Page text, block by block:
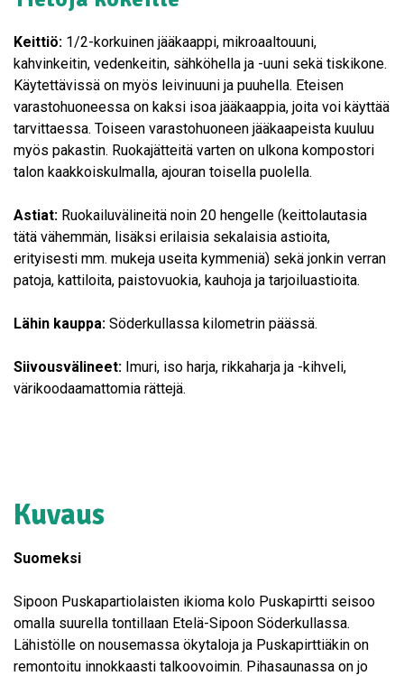
Keittiö: 1/2-korkuinen jääkaappi, mikroaaltouuni,
kahvinkeitin, vedenkeitin, sähköhella ja -uuni sekä tiskikone.
Käytettävissä on myös leivinuuni ja puuhella. Eteisen
varastohuoneessa on kaksi isoa jääkaappia, joita voi käyttää
tarvittaessa. Toiseen varastohuoneen jääkaapeista kuuluu
myös pakastin. Ruokajätteitä varten on ulkona kompostori
talon kaakkoiskulmalla, ajouran toisella puolella.
Astiat: Ruokailuvälineitä noin 20 hengelle (keittolautasia
tätä vähemmän, lisäksi erilaisia sekalaisia astioita,
erityisesti mm. mukeja useita kymmeniä) sekä jonkin verran
patoja, kattiloita, paistovuokia, kauhoja ja tarjoiluastioita.
Lähin kauppa: Söderkullassa kilometrin päässä.
Siivousvälineet: Imuri, iso harja, rikkaharja ja -kihveli,
värikoodaamattomia rättejä.
Kuvaus
Suomeksi
Sipoon Puskapartiolaisten ikioma kolo Puskapirtti seisoo
omalla suurella tontillaan Etelä-Sipoon Söderkullassa.
Lähistölle on nousemassa ökytaloja ja Puskapirttiäkin on
remontoitu innokkaasti talkoovoimin. Pihasaunassa on jo